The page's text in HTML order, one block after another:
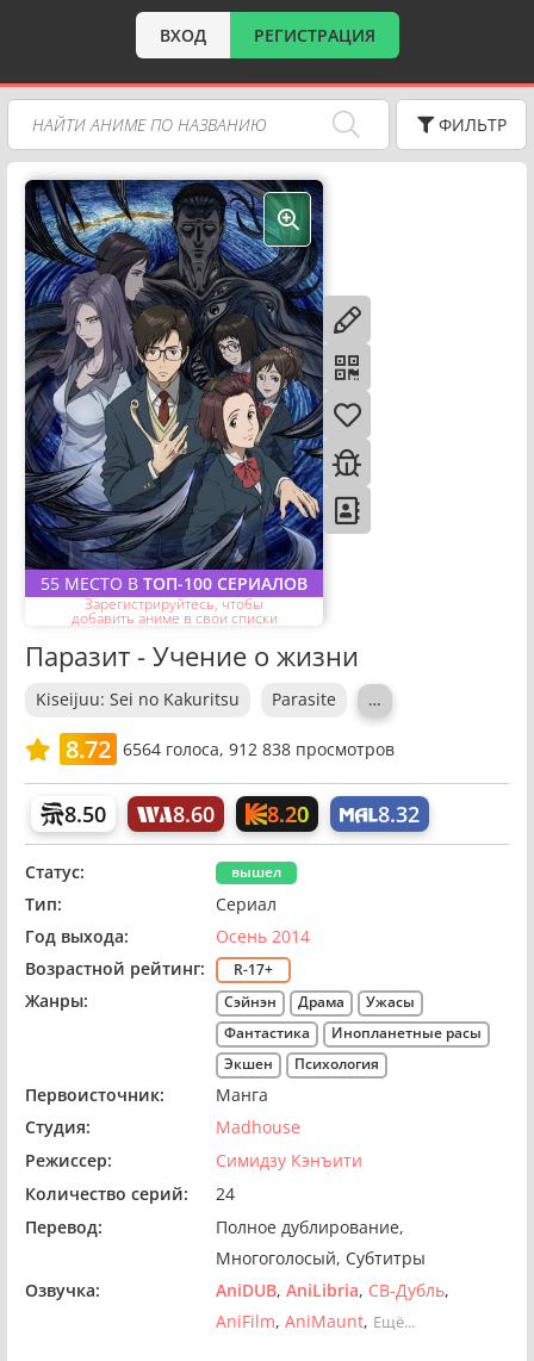
ВХОД РЕГИСТРАЦИЯ
ФИЛЬТР
55 МЕСТО В ТОП-100 СЕРИАЛОВ
Зарегистрируйтесь, чтобы
добавить аниме в свои списки
Паразит - Учение о жизни
Kiseijuu: Sei no Kakuritsu Parasite …
8.72 6564голоса, 912 838 просмотров
8.50 8.60 8.20 8.32
Статус: вышел
Тип:
Сериал
Год выхода:
Осень 2014
Возрастной рейтинг:
R-17+
Жанры: Сэйнэн Драма
Ужасы
Фантастика
Инопланетные расы
Экшен
Психология
Первоисточник:
Манга
Студия:
Madhouse
Режиссер:
Симидзу Кэнъити
Количество серий:
24
Перевод:
Полное дублирование
Многоголосый Субтитры
Озвучка:
AniDUB AniLibria СВ-Дубль
AniFilm AniMaunt Ещё...